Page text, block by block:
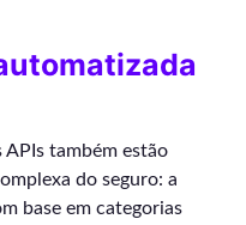
APIs também estão
do seguro: a
base em categorias